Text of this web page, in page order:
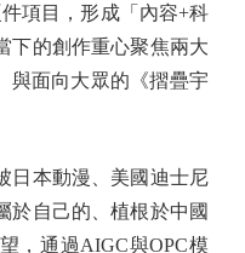
項目，形成「內容+科
下的創作重心聚焦兩大
與面向大眾的《摺疊宇
本動漫、美國迪士尼
於自己的、植根於中國
，通過AIGC與OPC模